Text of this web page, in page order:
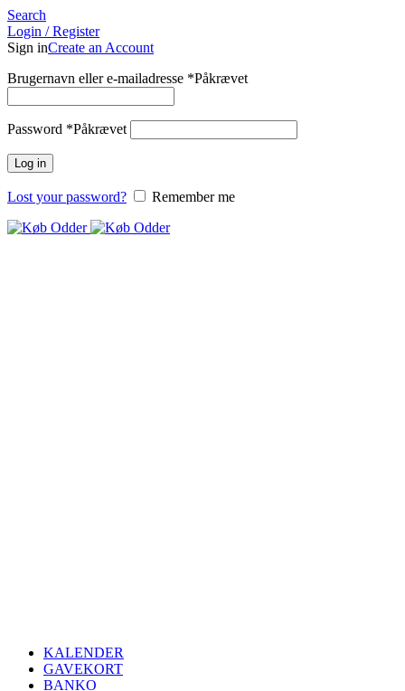
Search
Login / Register
Sign inCreate an Account
Brugernavn eller e-mailadresse *Påkrævet
Password *Påkrævet
Log in
Lost your password? Remember me
KALENDER
GAVEKORT
BANKO